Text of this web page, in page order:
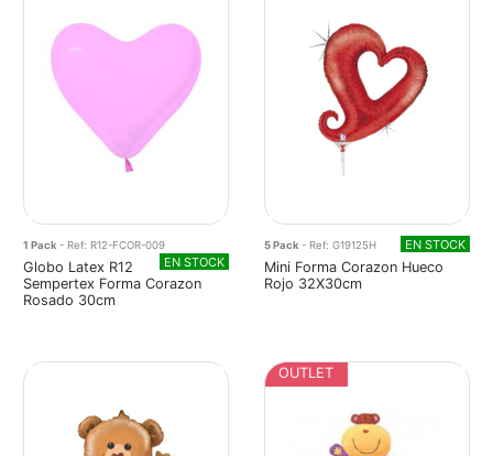
1 Pack - Ref: R12-FCOR-009
EN STOCK
Globo Latex R12
Sempertex Forma Corazon
Rosado 30cm
5 Pack - Ref: G19125H EN STOCK
Mini Forma Corazon Hueco
Rojo 32X30cm
OUTLET